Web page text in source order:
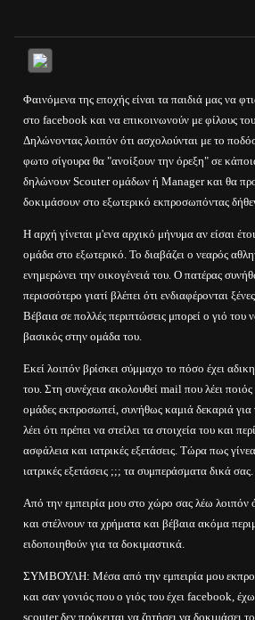
Φαινόμενα της εποχής είναι τα παιδιά μας να
στο facebook και να επικοινωνούν με φίλους
Δηλώνοντας λοιπόν ότι ασχολούνται με το
φωτο σίγουρα θα "ανοίξουν την όρεξη" σε
δηλώνουν Scouter ομάδων ή Μanager και θα
δοκιμάσουν στο εξωτερικό εκπροσωπόντας
Η αρχή γίνεται μ'ενα αρχικό μήνυμα αν είσαι
ομάδα στο εξωτερικό. Το διαβάζει ο νεαρός
ενημερώνει την οικογένειά του. Ο πατέρας
περισσότερο γιατί βλέπει ότι ενδιαφέρονται
Βέβαια σε πολλές περιπτώσεις μπορεί ο γιό του
βασικός στην ομάδα του.
Εκεί λοιπόν βρίσκει σύμμαχο το πόσο έχει
του. Στη συνέχεια ακολουθεί mail που λέει
ομάδες εκπροσωπεί, συνήθως καμιά δεκαριά για
λέει ότι πρέπει να στείλει τα στοιχεία του και
ασφάλεια και ιατρικές εξετάσεις. Τώρα πως
ιατρικές εξετάσεις ;;; τα συμπεράσματα δικά σας.
Από την εμπειρία μου στο χώρο σας λέω λοιπόν
και στέλνουν τα χρήματα και βέβαια ακόμα
ειδοποιηθούν για τα δοκιμαστικά.
ΣΥΜΒΟΥΛΗ: Μέσα από την εμπειρία μου
και σαν γονιός που ο γιός του έχει facebook,
scouter δεν πρόκειται να ζητήσει να δοκιμάσει